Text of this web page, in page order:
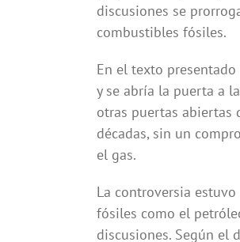
discusiones se
combustibles fósiles.
En el texto
y se abría la puerta a
otras puertas abiertas
décadas, sin un
el gas.
La controversia
fósiles como el
discusiones. Según el